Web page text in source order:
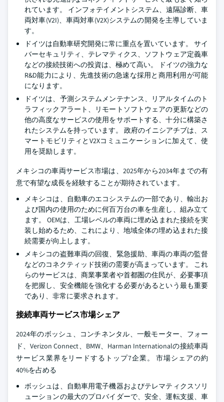
れています。 インフォテイメントシステム、遠隔診断、車
両対車(V2I)、車両対車(V2X)システムの開発を主導していま
す。
ドイツは自動車研究開発に常に重点を置いています。 サイ
バーセキュリティ、テレマティクス、ソフトウェア定義車
などの接続技術への投資は、極めて高い。 ドイツの強力な
R&D能力により、先進技術の急速な採用と商用利用が可能
になります。
ドイツは、予測システムメンテナンス、リアルタイムのト
ラフィックアラート、リモートソフトウェアの更新などの
他の高度なサービスの使用をサポートする、十分に構築さ
れたシステムを持っています。 政府のイニシアチブは、ス
マートモビリティとV2Xコミュニケーションに加えて、使
用を奨励します。
メキシコの車両サービス市場は、2025年から2034年までの有
意で有望な成長を経験することが期待されています。
メキシコは、自動車のエコシステムの一部であり、輸出お
よび国内の使用のために何百万台の車を生産し、組み立て
ます。 OEMは、工場レベルの車両に埋め込まれた接続を実
装し始めるため、これにより、地域全体の埋め込まれた接
続需要が向上します。
メキシコの盗難車両の回復、緊急援助、車両の車両の監督
などのコネクティッド技術の需要が高まっています。 これ
らのサービスは、商業事業者や首都圏の住民が、必要事項
を把握し、安全機能を強化する必要があるという最も重要
であり、非常に要求されます。
接続車両サービス市場シェア
2024年のボッシュ、コンチネンタル、一般モーター、フォー
ド、Verizon Connect、BMW、Harman Internationalの接続車両
サービス業界をリードするトップ7企業。 市場シェアの約
40%を占める
ボッシュは、自動車用電子機器およびテレマティクスソリ
ューションの最大のプロバイダーで、安全、運転支援、車